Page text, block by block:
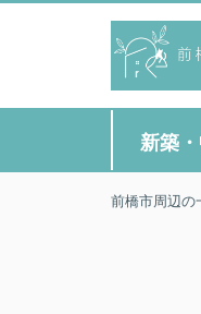
新築
前橋市周辺の